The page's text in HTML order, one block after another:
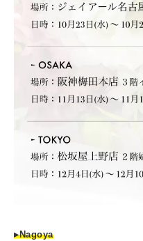
▸Nagoya